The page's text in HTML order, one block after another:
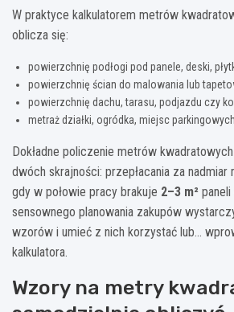
W praktyce kalkulatorem metrów
oblicza się:
powierzchnię podłogi pod panele, deski,
powierzchnię ścian do malowania lub
powierzchnię dachu, tarasu, podjazdu czy
metraż działki, ogródka, miejsc parkingowych.
Dokładne policzenie metrów
dwóch skrajności: przepłacania za nadmiar
gdy w połowie pracy brakuje 2–3 m²
sensownego planowania zakupów
wzorów i umieć z nich korzystać lub…
kalkulatora.
Wzory na metry